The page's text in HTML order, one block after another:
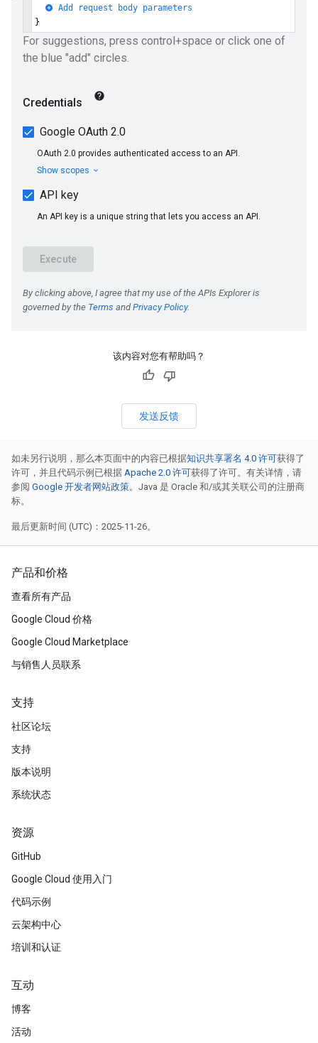
该内容对您有帮助吗？
发送反馈
如未另行说明，那么本页面中的内容已根据知识共享署名 4.0 许可获得了
许可，并且代码示例已根据 Apache 2.0 许可获得了许可。有关详情，请
参阅 Google 开发者网站政策。Java 是 Oracle 和/或其关联公司的注册商
标。
最后更新时间 (UTC)：2025-11-26。
产品和价格
查看所有产品
Google Cloud 价格
Google Cloud Marketplace
与销售人员联系
支持
社区论坛
支持
版本说明
系统状态
资源
GitHub
Google Cloud 使用入门
代码示例
云架构中心
培训和认证
互动
博客
活动